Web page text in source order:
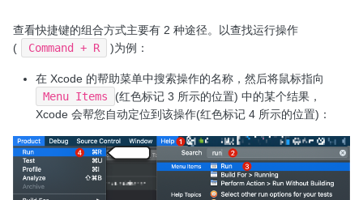
查看快捷键的组合方式主要有 2 种途径。以查找运行操作
(
Command + R )为例：
在 Xcode 的帮助菜单中搜索操作的名称，然后将鼠标指向
Menu Items
(红色标记 3 所示的位置) 中的某个结果，
Xcode 会帮您自动定位到该操作(红色标记 4 所示的位置)：